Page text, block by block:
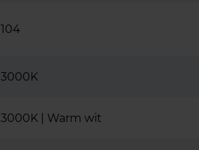
104
3000K
3000K | Warm wit